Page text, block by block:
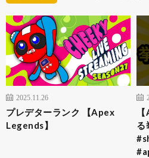
2025.11.26
プレデターランク 【Apex
Legends】
る